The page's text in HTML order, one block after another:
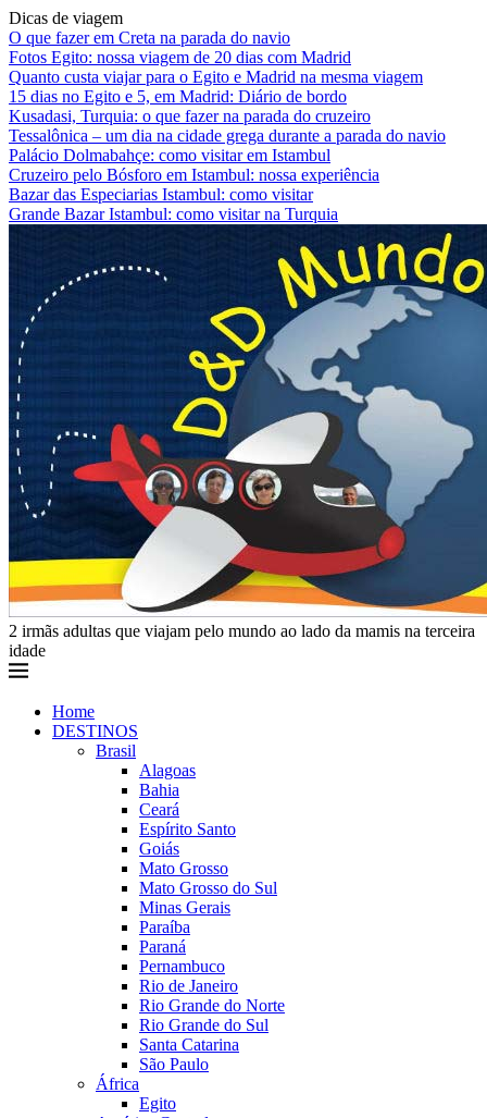
Dicas de viagem
O que fazer em Creta na parada do navio
Fotos Egito: nossa viagem de 20 dias com Madrid
Quanto custa viajar para o Egito e Madrid na mesma viagem
15 dias no Egito e 5, em Madrid: Diário de bordo
Kusadasi, Turquia: o que fazer na parada do cruzeiro
Tessalônica – um dia na cidade grega durante a parada do navio
Palácio Dolmabahçe: como visitar em Istambul
Cruzeiro pelo Bósforo em Istambul: nossa experiência
Bazar das Especiarias Istambul: como visitar
Grande Bazar Istambul: como visitar na Turquia
2 irmãs adultas que viajam pelo mundo ao lado da mamis na terceira
idade
Home
DESTINOS
Brasil
Alagoas
Bahia
Ceará
Espírito Santo
Goiás
Mato Grosso
Mato Grosso do Sul
Minas Gerais
Paraíba
Paraná
Pernambuco
Rio de Janeiro
Rio Grande do Norte
Rio Grande do Sul
Santa Catarina
São Paulo
África
Egito